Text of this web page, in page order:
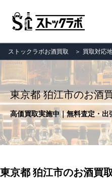
ストックラボお酒買取 ＞ 買取対応
東京都 狛江市のお酒
高価買取実施中｜無料査定・出
東京都 狛江市のお酒買